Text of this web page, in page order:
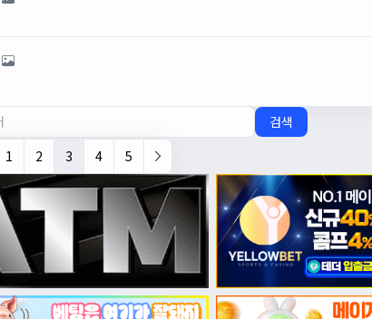
검색
1
2 3 4 5